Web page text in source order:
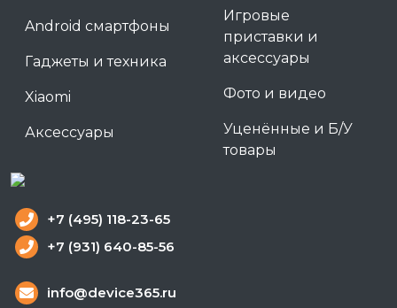
Android смартфоны
Гаджеты и техника
Xiaomi
Аксессуары
Игровые
приставки и
аксессуары
Фото и видео
Уценённые и Б/У
товары
+7 (495) 118-23-65
+7 (931) 640-85-56
info@device365.ru